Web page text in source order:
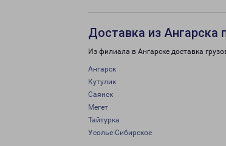
Доставка из Ангарска
Из филиала в Ангарске доставка
Ангарск
Кутулик
Саянск
Мегет
Тайтурка
Усолье-Сибирское